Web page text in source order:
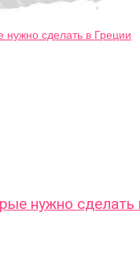
нужно сделать